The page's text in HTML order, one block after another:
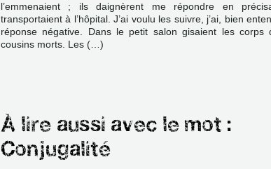
l’emmenaient ; ils daignèrent me répondre en
transportaient à l’hôpital. J’ai voulu les suivre, j’ai, bien
réponse négative. Dans le petit salon gisaient les corps
cousins morts. Les (…)